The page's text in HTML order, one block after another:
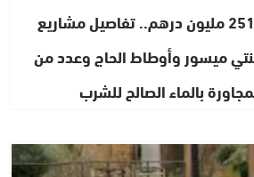
بغلاف مالي يقدر ب251 مليون درهم.. تفاصيل مشاريع
ميسور وأوطاط الحاج وعدد من
بالماء الصالح للشرب